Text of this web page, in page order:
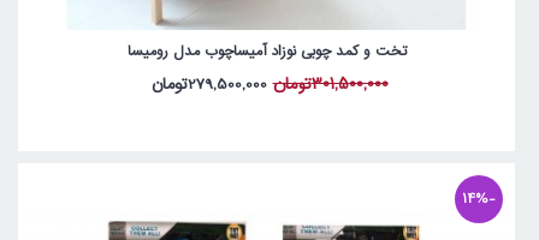
تخت و کمد چوبی نوزاد آمیساچوب مدل رومیسا
301,500,000تومان 279,500,000تومان
-14%